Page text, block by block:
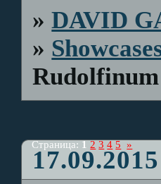
»DAVID
»
Страница:1 2 3 4 5 »